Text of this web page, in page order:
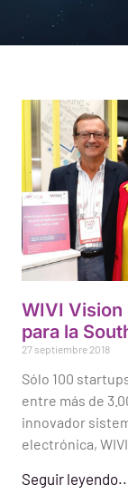
WIVI
para la
27 septiembre 2018
Sólo 100
entre más de
innovador
electrónica,
Seguir